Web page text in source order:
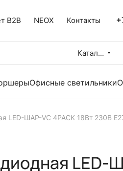
B2B NEOX Контакты
Каталог
Офисные светильники
LED-ШАР-VC 4PACK 18Вт 230В
LED-